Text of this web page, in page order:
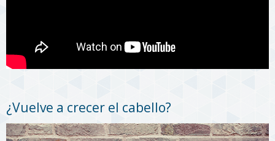
¿Vuelve a crecer el cabello?